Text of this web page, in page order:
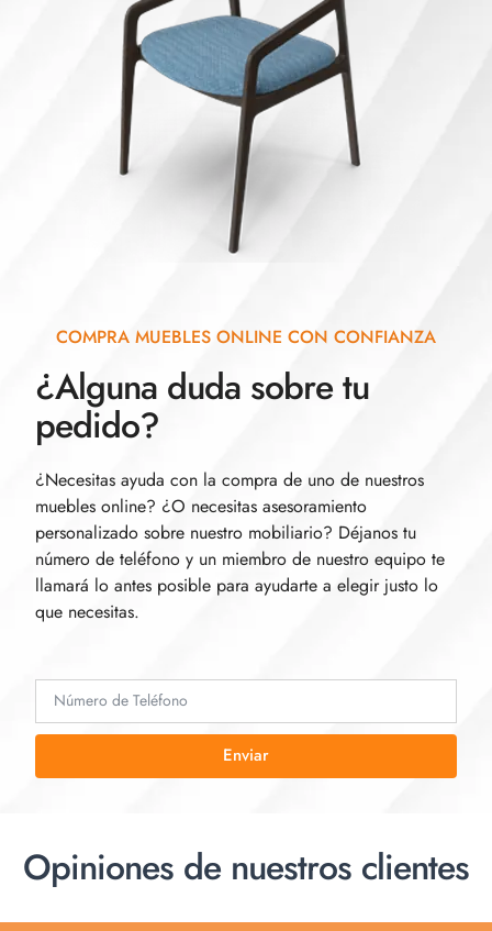
COMPRA MUEBLES ONLINE CON CONFIANZA
¿Alguna duda sobre tu
pedido?
¿Necesitas ayuda con la compra de uno de nuestros
muebles online? ¿O necesitas asesoramiento
personalizado sobre nuestro mobiliario? Déjanos tu
número de teléfono y un miembro de nuestro equipo te
llamará lo antes posible para ayudarte a elegir justo lo
que necesitas.
Enviar
Opiniones de nuestros clientes